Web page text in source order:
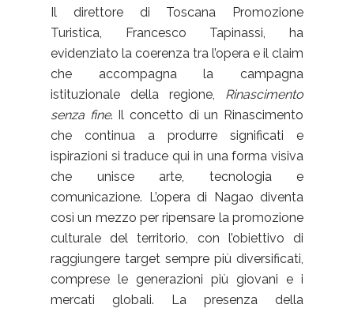
Il direttore di Toscana Promozione
Turistica, Francesco Tapinassi, ha
evidenziato la coerenza tra l’opera e il claim
che accompagna la campagna
istituzionale della regione, Rinascimento
senza fine. Il concetto di un Rinascimento
che continua a produrre significati e
ispirazioni si traduce qui in una forma visiva
che unisce arte, tecnologia e
comunicazione. L’opera di Nagao diventa
così un mezzo per ripensare la promozione
culturale del territorio, con l’obiettivo di
raggiungere target sempre più diversificati,
comprese le generazioni più giovani e i
mercati globali. La presenza della